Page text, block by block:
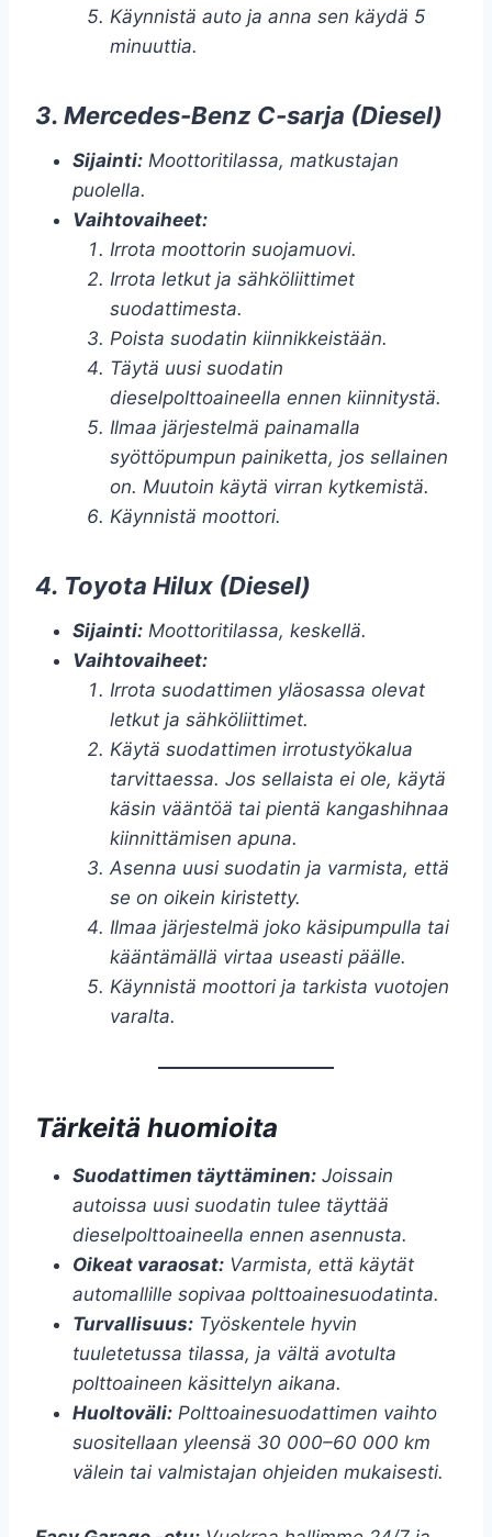
Käynnistä auto ja anna sen käydä 5
minuuttia.
3. Mercedes-Benz C-sarja (Diesel)
Sijainti: Moottoritilassa, matkustajan
puolella.
Vaihtovaiheet:
Irrota moottorin suojamuovi.
Irrota letkut ja sähköliittimet
suodattimesta.
Poista suodatin kiinnikkeistään.
Täytä uusi suodatin
dieselpolttoaineella ennen kiinnitystä.
Ilmaa järjestelmä painamalla
syöttöpumpun painiketta, jos sellainen
on. Muutoin käytä virran kytkemistä.
Käynnistä moottori.
4. Toyota Hilux (Diesel)
Sijainti: Moottoritilassa, keskellä.
Vaihtovaiheet:
Irrota suodattimen yläosassa olevat
letkut ja sähköliittimet.
Käytä suodattimen irrotustyökalua
tarvittaessa. Jos sellaista ei ole, käytä
käsin vääntöä tai pientä kangashihnaa
kiinnittämisen apuna.
Asenna uusi suodatin ja varmista, että
se on oikein kiristetty.
Ilmaa järjestelmä joko käsipumpulla tai
kääntämällä virtaa useasti päälle.
Käynnistä moottori ja tarkista vuotojen
varalta.
Tärkeitä huomioita
Suodattimen täyttäminen: Joissain
autoissa uusi suodatin tulee täyttää
dieselpolttoaineella ennen asennusta.
Oikeat varaosat: Varmista, että käytät
automallille sopivaa polttoainesuodatinta.
Turvallisuus: Työskentele hyvin
tuuletetussa tilassa, ja vältä avotulta
polttoaineen käsittelyn aikana.
Huoltoväli: Polttoainesuodattimen vaihto
suositellaan yleensä 30 000–60 000 km
välein tai valmistajan ohjeiden mukaisesti.